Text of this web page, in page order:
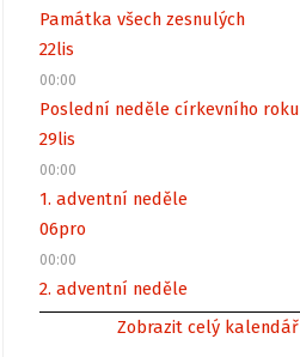
Památka všech zesnulých
22lis
00:00
Poslední neděle církevního roku
29lis
00:00
1. adventní neděle
06pro
00:00
2. adventní neděle
Zobrazit celý kalendář